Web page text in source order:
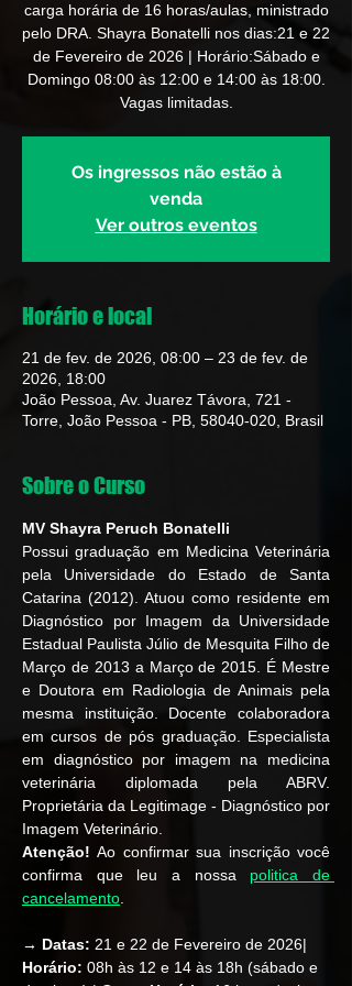
carga horária de 16 horas/aulas, ministrado
pelo DRA. Shayra Bonatelli nos dias:21 e 22
de Fevereiro de 2026 | Horário:Sábado e
Domingo 08:00 às 12:00 e 14:00 às 18:00.
Vagas limitadas.
Os ingressos não estão à
venda
Ver outros eventos
Horário e local
21 de fev. de 2026, 08:00 – 23 de fev. de
2026, 18:00
João Pessoa, Av. Juarez Távora, 721 -
Torre, João Pessoa - PB, 58040-020, Brasil
Sobre o Curso
MV Shayra Peruch Bonatelli
Possui graduação em Medicina Veterinária
pela Universidade do Estado de Santa
Catarina (2012). Atuou como residente em
Diagnóstico por Imagem da Universidade
Estadual Paulista Júlio de Mesquita Filho de
Março de 2013 a Março de 2015. É Mestre
e Doutora em Radiologia de Animais pela
mesma instituição. Docente colaboradora
em cursos de pós graduação. Especialista
em diagnóstico por imagem na medicina
veterinária diplomada pela ABRV.
Proprietária da Legitimage - Diagnóstico por
Imagem Veterinário.
Atenção! Ao confirmar sua inscrição você
confirma que leu a nossa politica de
cancelamento
→ Datas: 21 e 22 de Fevereiro de 2026|
Horário: 08h às 12 e 14 às 18h (sábado e